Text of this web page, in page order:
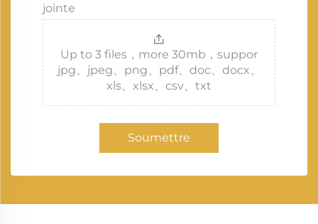
jointe
Up to 3 files，more 30mb，suppor
jpg、jpeg、png、pdf、doc、docx、
xls、xlsx、csv、txt
Soumettre